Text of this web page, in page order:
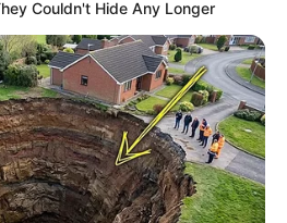
Couldn't Hide Any Longer